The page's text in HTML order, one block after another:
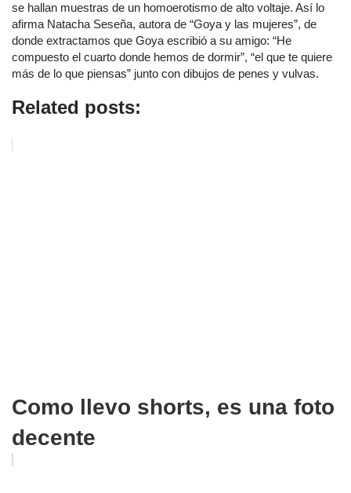
se hallan muestras de un homoerotismo de alto voltaje. Así lo
afirma Natacha Seseña, autora de “Goya y las mujeres”, de
donde extractamos que Goya escribió a su amigo: “He
compuesto el cuarto donde hemos de dormir”, “el que te quiere
más de lo que piensas” junto con dibujos de penes y vulvas.
Related posts:
Como llevo shorts, es una foto
decente